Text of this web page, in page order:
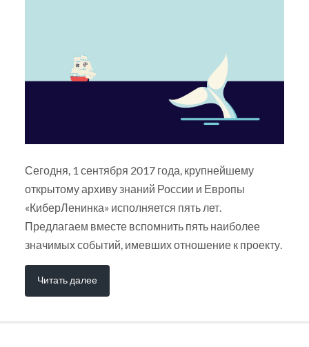
Сегодня, 1 сентября 2017 года, крупнейшему
открытому архиву знаний России и Европы
«КиберЛенинка» исполняется пять лет.
Предлагаем вместе вспомнить пять наиболее
значимых событий, имевших отношение к проекту.
Читать далее